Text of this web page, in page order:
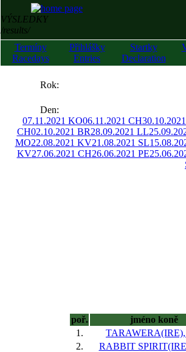
VÝSLEDKY
/results/
Termíny
Racedays
Přihlášky
Entries
Startky
Declaration
Rok:
Den:
07.11.2021 KO06.11.2021 CH
CH02.10.2021 BR28.09.2021 LL
MO22.08.2021 KV21.08.2021 SL
KV27.06.2021 CH26.06.2021 PE
poř.
jméno koně
1.
2.
RABBIT